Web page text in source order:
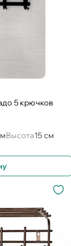
5 крючков
Высота15 см